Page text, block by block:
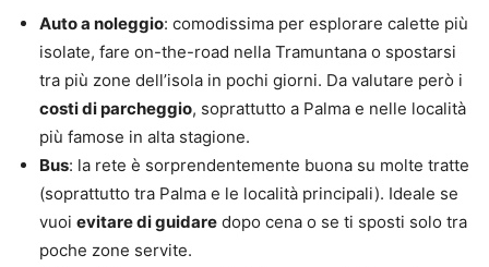
Auto a noleggio: comodissima per esplorare calette più
isolate, fare on-the-road nella Tramuntana o spostarsi
tra più zone dell’isola in pochi giorni. Da valutare però i
costi di parcheggio, soprattutto a Palma e nelle località
più famose in alta stagione.
Bus: la rete è sorprendentemente buona su molte tratte
(soprattutto tra Palma e le località principali). Ideale se
vuoi evitare di guidare dopo cena o se ti sposti solo tra
poche zone servite.